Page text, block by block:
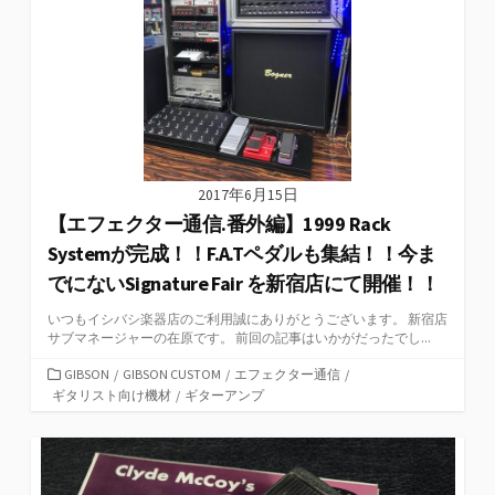
2017年6月15日
【エフェクター通信.番外編】1999 Rack
Systemが完成！！F.A.Tペダルも集結！！今ま
でにないSignature Fair を新宿店にて開催！！
いつもイシバシ楽器店のご利用誠にありがとうございます。 新宿店
サブマネージャーの在原です。 前回の記事はいかがだったでし...
カ
テ
リ
GIBSON / GIBSON CUSTOM / エフェクター通信 /
ギタリスト向け機材 / ギターアンプ